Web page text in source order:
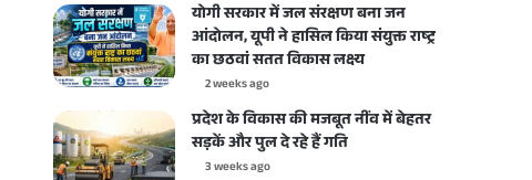
योगी सरकार में जल संरक्षण बना जन
आंदोलन, यूपी ने हासिल किया संयुक्त राष्ट्र
का छठवां सतत विकास लक्ष्य
2 weeks ago
प्रदेश के विकास की मजबूत नींव में बेहतर
सड़कें और पुल दे रहे हैं गति
3 weeks ago